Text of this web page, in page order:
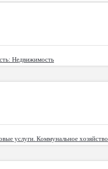
: Недвижимость
услуги. Коммунальное хозяйство